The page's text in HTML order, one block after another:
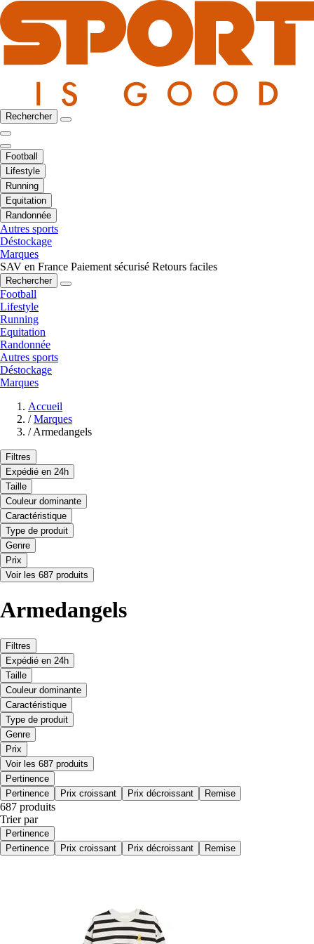
Rechercher
Football
Lifestyle
Running
Equitation
Randonnée
Autres sports
Déstockage
Marques
SAV en France Paiement sécurisé Retours faciles
Rechercher
Football
Lifestyle
Running
Equitation
Randonnée
Autres sports
Déstockage
Marques
Accueil
/ Marques
/ Armedangels
Filtres
Expédié en 24h
Taille
Couleur dominante
Caractéristique
Type de produit
Genre
Prix
Voir les 687 produits
Armedangels
Filtres
Expédié en 24h
Taille
Couleur dominante
Caractéristique
Type de produit
Genre
Prix
Voir les 687 produits
Pertinence
Pertinence
Prix croissant Prix décroissant Remise
687 produits
Trier par
Pertinence
Pertinence
Prix croissant Prix décroissant Remise